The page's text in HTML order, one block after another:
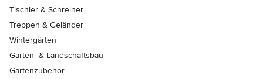
Tischler & Schreiner
Treppen & Geländer
Wintergärten
Garten- & Landschaftsbau
Gartenzubehör